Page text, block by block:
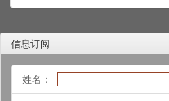
信息订阅
姓名：